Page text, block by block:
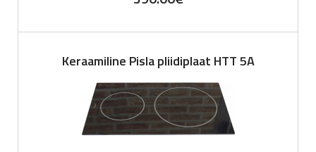
Keraamiline Pisla pliidiplaat HTT 5A